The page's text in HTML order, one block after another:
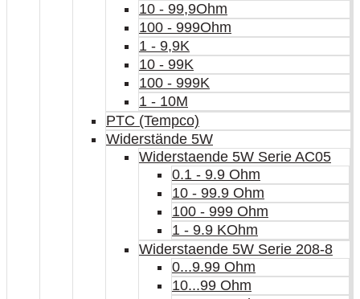
10 - 99,9Ohm
100 - 999Ohm
1 - 9,9K
10 - 99K
100 - 999K
1 - 10M
PTC (Tempco)
Widerstände 5W
Widerstaende 5W Serie AC05
0.1 - 9.9 Ohm
10 - 99.9 Ohm
100 - 999 Ohm
1 - 9.9 KOhm
Widerstaende 5W Serie 208-8
0...9.99 Ohm
10...99 Ohm